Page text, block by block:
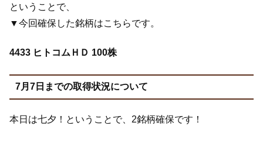
ということで、
▼今回確保した銘柄はこちらです。
4433 ヒトコムＨＤ 100株
7月7日までの取得状況について
本日は七夕！ということで、2銘柄確保です！